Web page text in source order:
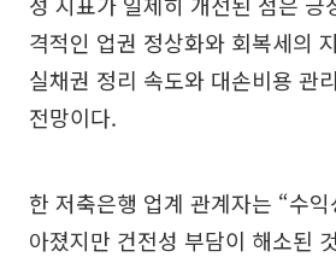
격적인 업권 정상화와 회복세의
실채권 정리 속도와 대손비용 관
전망이다.
한 저축은행 업계 관계자는 “수
아졌지만 건전성 부담이 해소된